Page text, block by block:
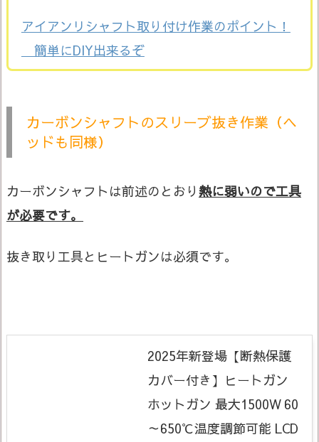
アイアンリシャフト取り付け作業のポイント！
簡単にDIY出来るぞ
カーボンシャフトのスリーブ抜き作業（ヘ
ッドも同様）
カーボンシャフトは前述のとおり 熱に弱いので工具
が必要です。
抜き取り工具とヒートガンは必須です。
2025年新登場【断熱保護
カバー付き】ヒートガン
ホットガン 最大1500W 60
～650℃温度調節可能 LCD